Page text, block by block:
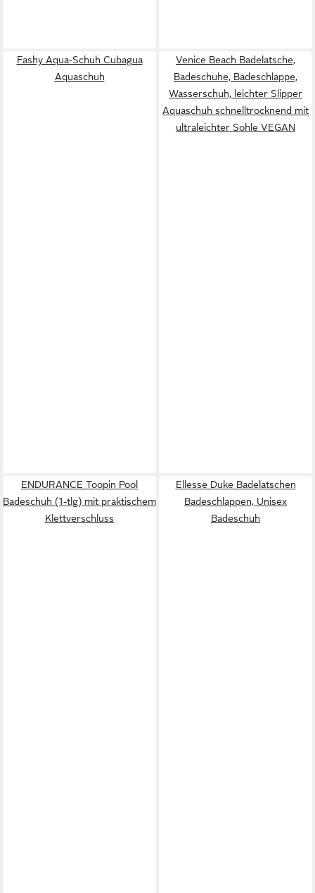
Fashy Aqua-Schuh Cubagua
Aquaschuh
Venice Beach Badelatsche,
Badeschuhe, Badeschlappe,
Wasserschuh, leichter Slipper
Aquaschuh schnelltrocknend mit
ultraleichter Sohle VEGAN
ENDURANCE Toopin Pool
Badeschuh (1-tlg) mit praktischem
Klettverschluss
Ellesse Duke Badelatschen
Badeschlappen, Unisex
Badeschuh